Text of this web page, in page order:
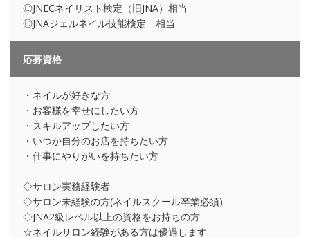
◎JNECネイリスト検定（旧JNA）相当
◎JNAジェルネイル技能検定 相当
応募資格
・ネイルが好きな方
・お客様を幸せにしたい方
・スキルアップしたい方
・いつか自分のお店を持ちたい方
・仕事にやりがいを持ちたい方
◇サロン実務経験者
◇サロン未経験の方(ネイルスクール卒業必須)
◇JNA2級レベル以上の資格をお持ちの方
☆ネイルサロン経験がある方は優遇します